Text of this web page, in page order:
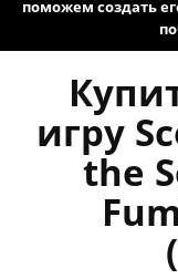
поможем создать
игру
the